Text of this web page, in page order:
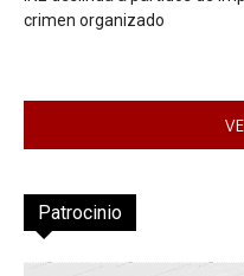
crimen organizado
Patrocinio